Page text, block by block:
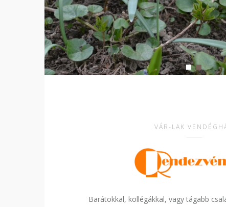
VÁR-LAK
Barátokkal, kollégákkal, vagy tágabb